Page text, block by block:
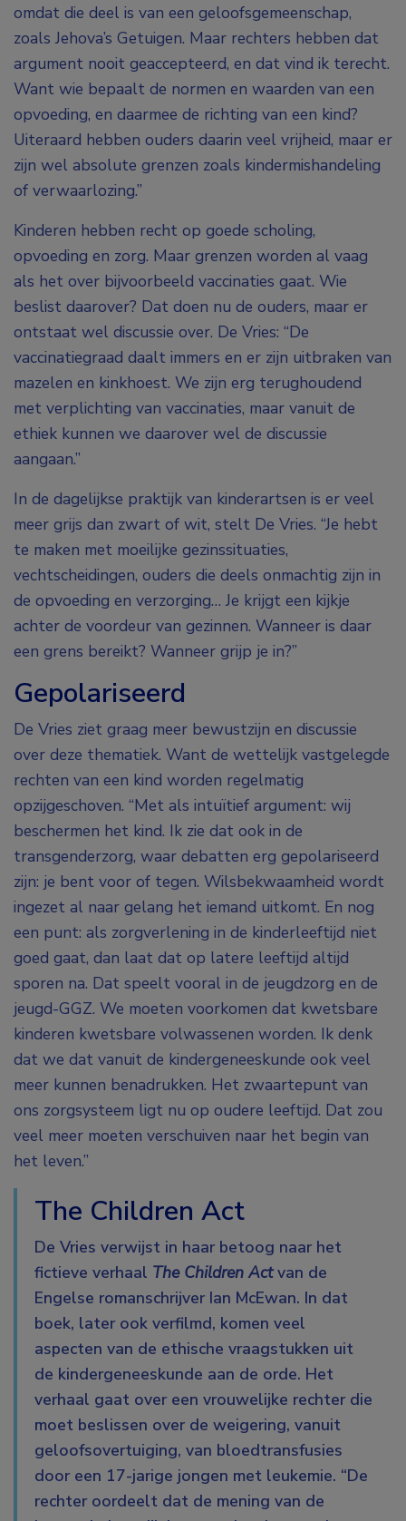
omdat die deel is van een geloofsgemeenschap,
zoals Jehova’s Getuigen. Maar rechters hebben dat
argument nooit geaccepteerd, en dat vind ik terecht.
Want wie bepaalt de normen en waarden van een
opvoeding, en daarmee de richting van een kind?
Uiteraard hebben ouders daarin veel vrijheid, maar er
zijn wel absolute grenzen zoals kindermishandeling
of verwaarlozing.”
Kinderen hebben recht op goede scholing,
opvoeding en zorg. Maar grenzen worden al vaag
als het over bijvoorbeeld vaccinaties gaat. Wie
beslist daarover? Dat doen nu de ouders, maar er
ontstaat wel discussie over. De Vries: “De
vaccinatiegraad daalt immers en er zijn uitbraken van
mazelen en kinkhoest. We zijn erg terughoudend
met verplichting van vaccinaties, maar vanuit de
ethiek kunnen we daarover wel de discussie
aangaan.”
In de dagelijkse praktijk van kinderartsen is er veel
meer grijs dan zwart of wit, stelt De Vries. “Je hebt
te maken met moeilijke gezinssituaties,
vechtscheidingen, ouders die deels onmachtig zijn in
de opvoeding en verzorging… Je krijgt een kijkje
achter de voordeur van gezinnen. Wanneer is daar
een grens bereikt? Wanneer grijp je in?”
Gepolariseerd
De Vries ziet graag meer bewustzijn en discussie
over deze thematiek. Want de wettelijk vastgelegde
rechten van een kind worden regelmatig
opzijgeschoven. “Met als intuïtief argument: wij
beschermen het kind. Ik zie dat ook in de
transgenderzorg, waar debatten erg gepolariseerd
zijn: je bent voor of tegen. Wilsbekwaamheid wordt
ingezet al naar gelang het iemand uitkomt. En nog
een punt: als zorgverlening in de kinderleeftijd niet
goed gaat, dan laat dat op latere leeftijd altijd
sporen na. Dat speelt vooral in de jeugdzorg en de
jeugd-GGZ. We moeten voorkomen dat kwetsbare
kinderen kwetsbare volwassenen worden. Ik denk
dat we dat vanuit de kindergeneeskunde ook veel
meer kunnen benadrukken. Het zwaartepunt van
ons zorgsysteem ligt nu op oudere leeftijd. Dat zou
veel meer moeten verschuiven naar het begin van
het leven.”
The Children Act
De Vries verwijst in haar betoog naar het
fictieve verhaal The Children Actvan de
Engelse romanschrijver Ian McEwan. In dat
boek, later ook verfilmd, komen veel
aspecten van de ethische vraagstukken uit
de kindergeneeskunde aan de orde. Het
verhaal gaat over een vrouwelijke rechter die
moet beslissen over de weigering, vanuit
geloofsovertuiging, van bloedtransfusies
door een 17-jarige jongen met leukemie. “De
rechter oordeelt dat de mening van de